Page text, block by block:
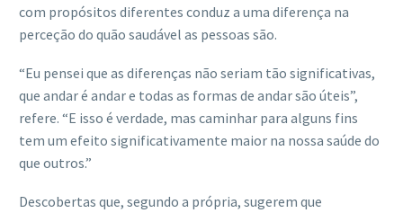
com propósitos diferentes conduz a uma diferença na
perceção do quão saudável as pessoas são.
“Eu pensei que as diferenças não seriam tão significativas,
que andar é andar e todas as formas de andar são úteis”,
refere. “E isso é verdade, mas caminhar para alguns fins
tem um efeito significativamente maior na nossa saúde do
que outros.”
Descobertas que, segundo a própria, sugerem que